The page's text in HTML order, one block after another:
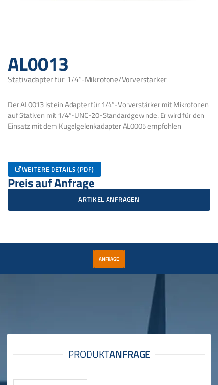
AL0013
Stativadapter für 1/4”-Mikrofone/Vorverstärker
Der AL0013 ist ein Adapter für 1/4”-Vorverstärker mit Mikrofonen
auf Stativen mit 1/4”-UNC-20-Standardgewinde. Er wird für den
Einsatz mit dem Kugelgelenkadapter AL0005 empfohlen.
WEITERE DETAILS (PDF)
Preis auf Anfrage
ARTIKEL ANFRAGEN
ANFRAGE